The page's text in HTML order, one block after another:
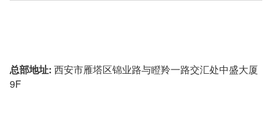
总部地址: 西安市雁塔区锦业路与瞪羚一路交汇处中盛大厦
9F